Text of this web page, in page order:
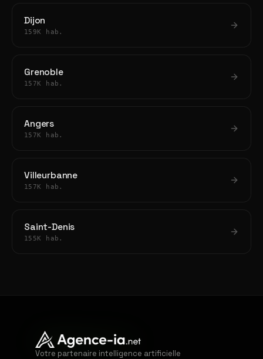
Dijon
159K hab.
Grenoble
157K hab.
Angers
157K hab.
Villeurbanne
157K hab.
Saint-Denis
155K hab.
Votre partenaire intelligence artificielle